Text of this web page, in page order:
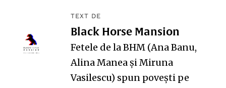
TEXT DE
Black Horse Mansion
Fetele de la BHM (Ana Banu,
Alina Manea și Miruna
Vasilescu) spun povești pe